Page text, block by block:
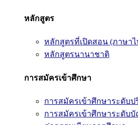
หลักสูตร
หลักสูตรที่เปิดสอน (ภาษาไ
หลักสูตรนานาชาติ
การสมัครเข้าศึกษา
การสมัครเข้าศึกษาระดั
การสมัครเข้าศึกษาระดับ